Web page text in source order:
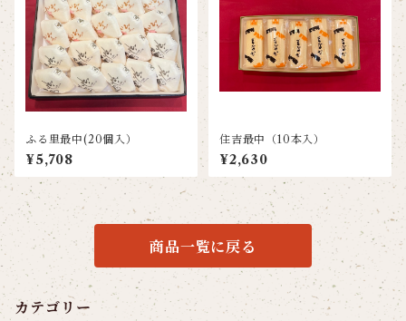
ふる里最中(20個入）
¥5,708
住吉最中（10本入）
¥2,630
商品一覧に戻る
カテゴリー